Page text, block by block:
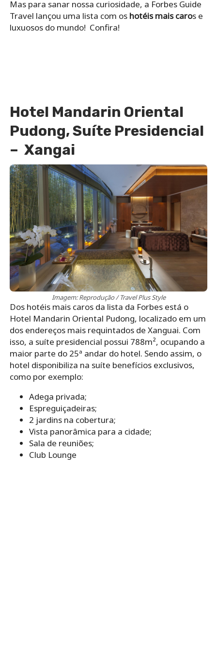
Mas para sanar nossa curiosidade, a Forbes Guide
Travel lançou uma lista com os hotéis mais caros e
luxuosos do mundo! Confira!
Hotel Mandarin Oriental
Pudong, Suíte Presidencial
– Xangai
Imagem: Reprodução / Travel Plus Style
Dos hotéis mais caros da lista da Forbes está o
Hotel Mandarin Oriental Pudong, localizado em um
dos endereços mais requintados de Xanguai. Com
isso, a suíte presidencial possui 788m², ocupando a
maior parte do 25ª andar do hotel. Sendo assim, o
hotel disponibiliza na suíte benefícios exclusivos,
como por exemplo:
Adega privada;
Espreguiçadeiras;
2 jardins na cobertura;
Vista panorâmica para a cidade;
Sala de reuniões;
Club Lounge